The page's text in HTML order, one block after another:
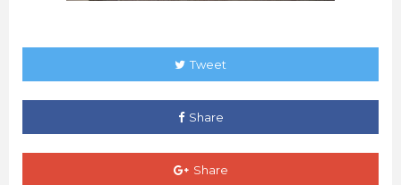
Tweet
Share
Share